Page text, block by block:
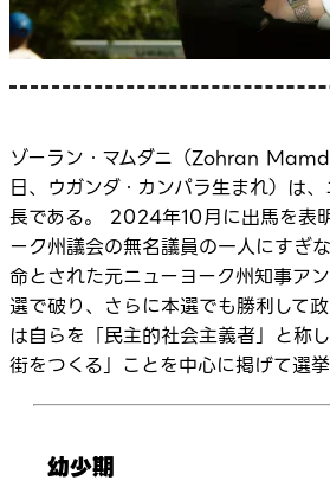
ゾーラン・マムダニ（Zohran
日、ウガンダ・カンパラ生まれ）は
長である。 2024年10月に出馬を表
ーク州議会の無名議員の一人にすぎ
命とされた元ニューヨーク州知事ア
選で破り、さらに本選でも勝利して
は自らを「民主的社会主義者」と称
街をつくる」ことを中心に掲げて選挙
幼少期